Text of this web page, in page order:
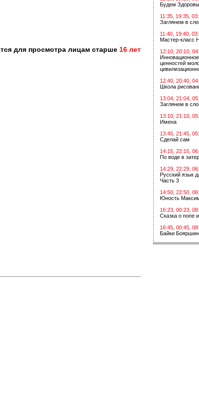
для просмотра лицам старше 16 лет
Будем
11:35, 19:35,
Заглянем в
11:40, 19:40,
Мастер-класс
12:10, 20:10,
ценностей
12:40, 20:40,
Школа
13:04, 21:04,
Заглянем в
13:10, 21:10,
Имена
13:45, 21:45,
Сделай сам
14:15, 22:15,
По воде в
14:29, 22:29,
Русский язык
Часть 3
14:50, 22:50,
Юность
16:23, 00:23,
Сказка о попе
16:45, 00:45,
Байки